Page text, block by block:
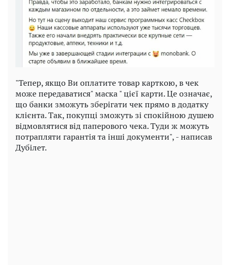
"Тепер, якщо Ви оплатите товар карткою, в чек
може передаватися" маска " цієї карти. Це означає,
що банки зможуть зберігати чек прямо в додатку
клієнта. Так, покупці зможуть зі спокійною душею
відмовлятися від паперового чека. Туди ж можуть
потрапляти гарантія та інші документи", - написав
Дубілет.